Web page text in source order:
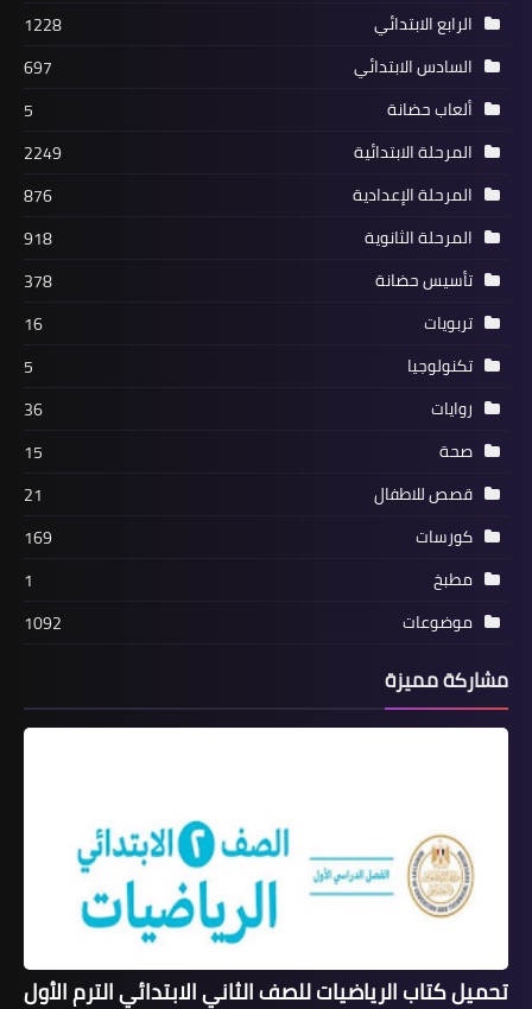
الرابع الابتدائي
1228
السادس الابتدائي
697
ألعاب حضانة
5
المرحلة الابتدائية
2249
المرحلة الإعدادية
876
المرحلة الثانوية
918
تأسيس حضانة
378
تربويات
16
تكنولوجيا
5
روايات
36
صحة
15
قصص للاطفال
21
كورسات
169
مطبخ
1
موضوعات
1092
مشاركة مميزة
تحميل كتاب الرياضيات للصف الثاني الابتدائي الترم الأول